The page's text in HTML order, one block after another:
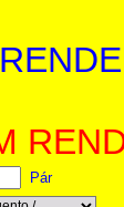
Pár